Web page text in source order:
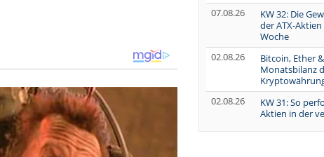
07.08.26
KW 32: Die
der ATX-
Woche
02.08.26
Bitcoin, Ether
Monatsbilanz
02.08.26
KW 31: So
Aktien in der